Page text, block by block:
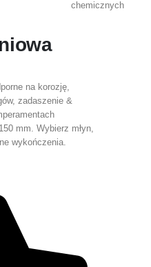
na korozję,
zadaszenie &
mm. Wybierz młyn,
wykończenia.